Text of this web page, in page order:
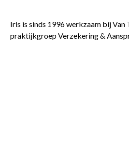
Iris is sinds 1996 werkzaam bij Van
praktijkgroep Verzekering &